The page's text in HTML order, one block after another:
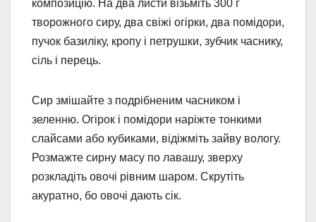
композицію. На два листи візьміть 300 г
творожного сиру, два свіжі огірки, два помідори,
пучок базиліку, кропу і петрушки, зубчик часнику,
сіль і перець.
Сир змішайте з подрібненим часником і
зеленню. Огірок і помідори наріжте тонкими
слайсами або кубиками, відіжміть зайву вологу.
Розмажте сирну масу по лавашу, зверху
розкладіть овочі рівним шаром. Скрутіть
акуратно, бо овочі дають сік.